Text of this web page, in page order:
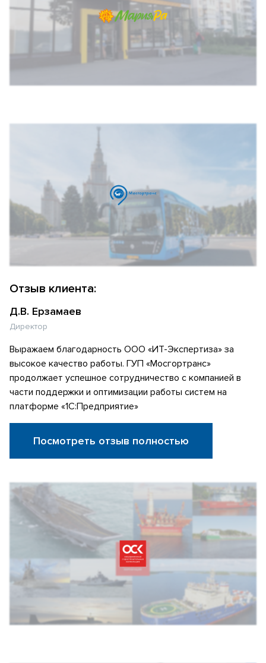
Отзыв клиента:
Д.В. Ерзамаев
Директор
Выражаем благодарность ООО «ИТ-Экспертиза» за
высокое качество работы. ГУП «Мосгортранс»
продолжает успешное сотрудничество с компанией в
части поддержки и оптимизации работы систем на
платформе «1С:Предприятие»
Посмотреть отзыв полностью